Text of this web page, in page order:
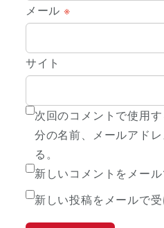
メール ※
サイト
次回のコメントで使用
分の名前、メールアド
る。
新しいコメントをメー
新しい投稿をメールで